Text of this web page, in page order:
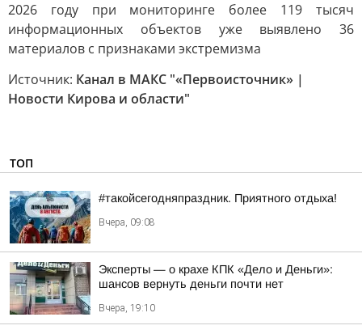
2026 году при мониторинге более 119 тысяч
информационных объектов уже выявлено 36
материалов с признаками экстремизма
Источник: Канал в МАКС "«Первоисточник» |
Новости Кирова и области"
ТОП
#такойсегодняпраздник. Приятного отдыха!
Вчера, 09:08
Эксперты — о крахе КПК «Дело и Деньги»:
шансов вернуть деньги почти нет
Вчера, 19:10